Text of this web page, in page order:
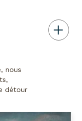
nous
détour